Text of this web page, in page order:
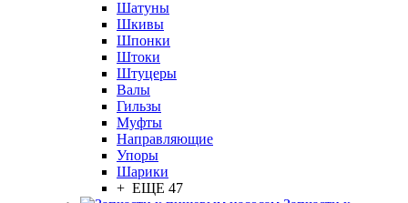
Шатуны
Шкивы
Шпонки
Штоки
Штуцеры
Валы
Гильзы
Муфты
Направляющие
Упоры
Шарики
+ ЕЩЕ 47